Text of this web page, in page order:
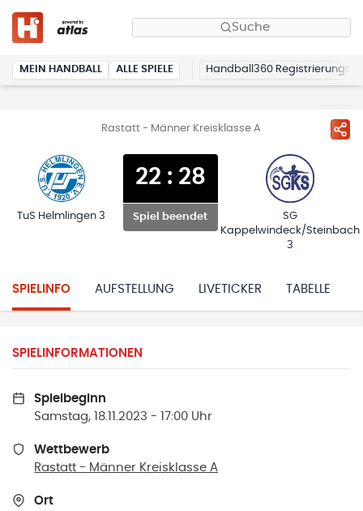
Suche
MEIN HANDBALL ALLE SPIELE Handball360 Registrierung
Rastatt - Männer Kreisklasse A
TuS Helmlingen 3
22: 28
Spiel beendet
SG
Kappelwindeck/Steinbach
3
SPIELINFO AUFSTELLUNG LIVETICKER TABELLE
SPIELINFORMATIONEN
Spielbeginn
Samstag, 18.11.2023 - 17:00 Uhr
Wettbewerb
Rastatt - Männer Kreisklasse A
Ort